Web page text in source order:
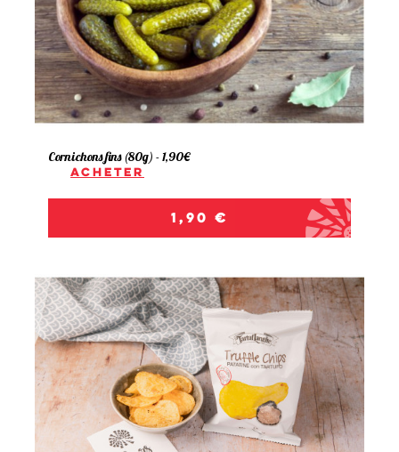
Cornichons fins (80g) - 1,90€
Acheter
Prix
1,90 €